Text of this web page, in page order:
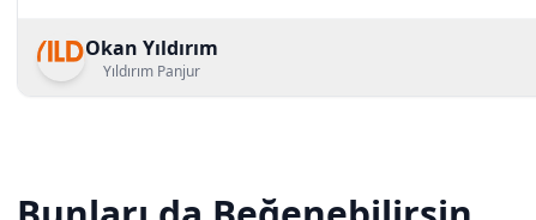
Okan Yıldırım
Yıldırım Panjur